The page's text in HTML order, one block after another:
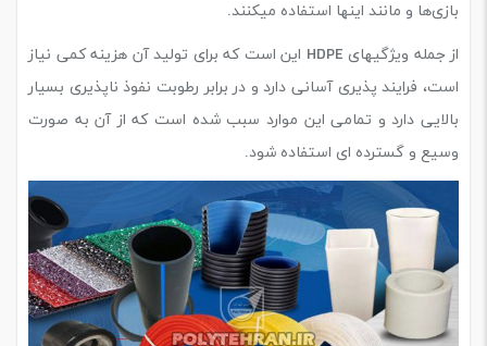
بازی‌ها و مانند اینها استفاده میکنند.
از جمله ویژگی‎های HDPE این است که برای تولید آن هزینه کمی نیاز
است، فرایند پذیری آسانی دارد و در برابر رطوبت نفوذ ناپذیری بسیار
بالایی دارد و تمامی این موارد سبب شده است که از آن به صورت
وسیع و گسترده ای استفاده شود.